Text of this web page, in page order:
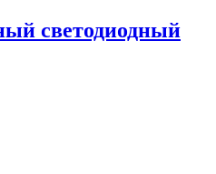
светодиодный